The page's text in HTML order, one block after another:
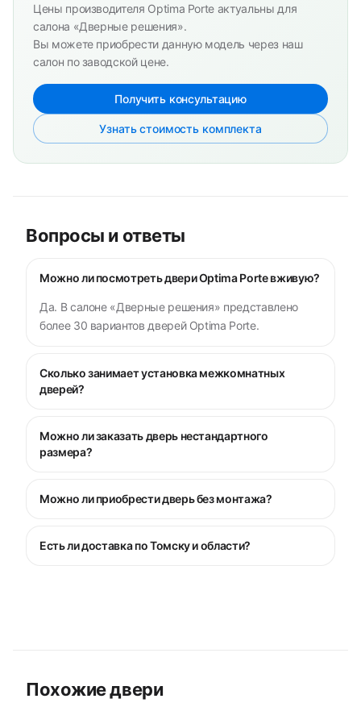
Цены производителя Optima Porte актуальны для
салона «Дверные решения».
Вы можете приобрести данную модель через наш
салон по заводской цене.
Получить консультацию
Узнать стоимость комплекта
Вопросы и ответы
Можно ли посмотреть двери Optima Porte вживую?
Да. В салоне «Дверные решения» представлено
более 30 вариантов дверей Optima Porte.
Сколько занимает установка межкомнатных
дверей?
Можно ли заказать дверь нестандартного
размера?
Можно ли приобрести дверь без монтажа?
Есть ли доставка по Томску и области?
Похожие двери